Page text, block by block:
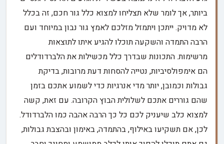
ביותר, אך לומר שלא תצליחו למצוא כלל גור חכם, זה בכלל
לא מדויק. ייתכן ויתמזל מזלכם לאמץ גור נבון במיוחד ועם
הרבה התמדה והשקעה תוכלו להגיע איתו לתוצאות
מרשימות. התכונות שבדרך כלל מכשילות את הלברדודלים
הם אימפולסיביות, נטייה להסחות דעת מרובות, בדיקת
גבולות וכמובן, יותר מדי אנרגיות כדי לשמוע אתכם בזמן
שהם גוררים אתכם לשלולית הבוץ הקרובה. עם זאת, קשה
למצוא כלב שיעניק לכם כל כך הרבה אהבה כמו הלברדודל.
לכן, אם תשקיעו באילוף, בהתמדה, באימון ובהצבת גבולות,